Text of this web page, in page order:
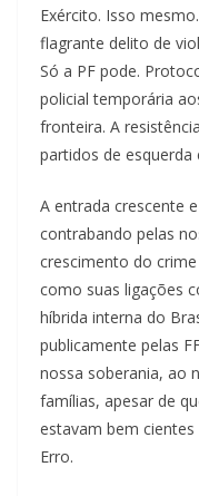
Exército. Isso
flagrante delito de
Só a PF pode.
policial temporária
fronteira. A
partidos de
A entrada crescente
contrabando pelas
crescimento do
como suas ligações
híbrida interna do
publicamente pelas
nossa soberania, ao
famílias, apesar de
estavam bem
Erro.